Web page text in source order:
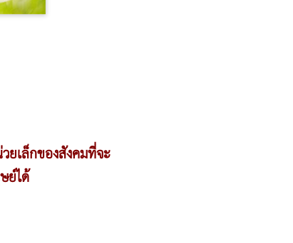
ยเล็กของสังคมที่จะ
ย์ได้